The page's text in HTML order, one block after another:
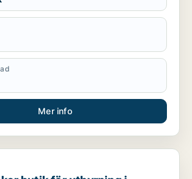
Mer info
för uthyrning i Mörbylånga